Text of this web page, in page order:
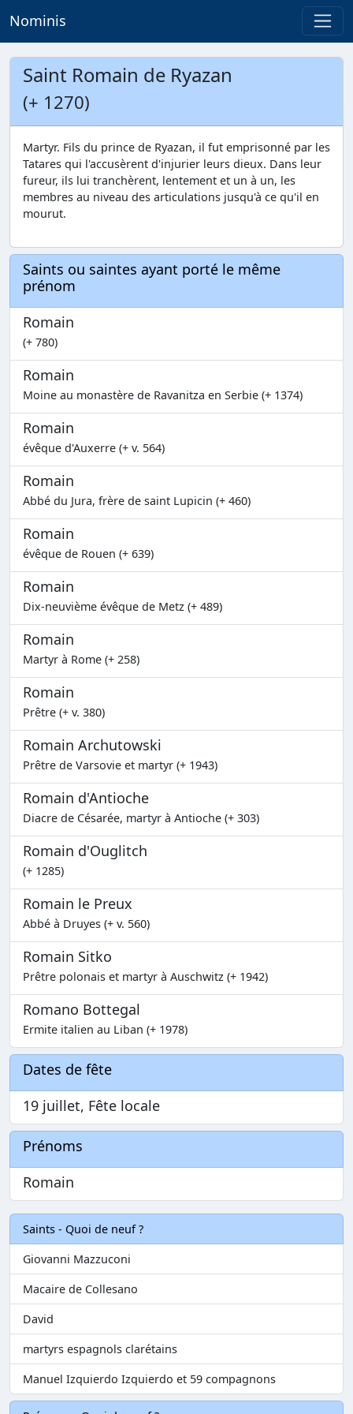
Nominis
Saint Romain de Ryazan
(+ 1270)
Martyr. Fils du prince de Ryazan, il fut emprisonné par les
Tatares qui l'accusèrent d'injurier leurs dieux. Dans leur
fureur, ils lui tranchèrent, lentement et un à un, les
membres au niveau des articulations jusqu'à ce qu'il en
mourut.
Saints ou saintes ayant porté le même
prénom
Romain
(+ 780)
Romain
Moine au monastère de Ravanitza en Serbie (+ 1374)
Romain
évêque d'Auxerre (+ v. 564)
Romain
Abbé du Jura, frère de saint Lupicin (+ 460)
Romain
évêque de Rouen (+ 639)
Romain
Dix-neuvième évêque de Metz (+ 489)
Romain
Martyr à Rome (+ 258)
Romain
Prêtre (+ v. 380)
Romain Archutowski
Prêtre de Varsovie et martyr (+ 1943)
Romain d'Antioche
Diacre de Césarée, martyr à Antioche (+ 303)
Romain d'Ouglitch
(+ 1285)
Romain le Preux
Abbé à Druyes (+ v. 560)
Romain Sitko
Prêtre polonais et martyr à Auschwitz (+ 1942)
Romano Bottegal
Ermite italien au Liban (+ 1978)
Dates de fête
19 juillet, Fête locale
Prénoms
Romain
Saints - Quoi de neuf ?
Giovanni Mazzuconi
Macaire de Collesano
David
martyrs espagnols clarétains
Manuel Izquierdo Izquierdo et 59 compagnons